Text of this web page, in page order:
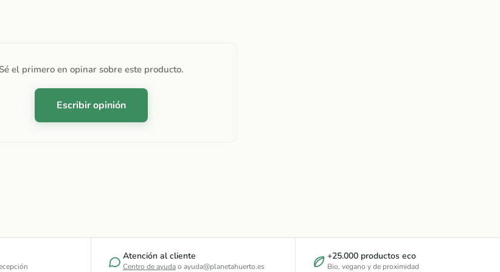
el primero en opinar sobre este producto.
Escribir opinión
Atención al cliente
Centro de ayudao ayuda@planetahuerto.es
+25.000 productos eco
Bio, vegano y de proximidad